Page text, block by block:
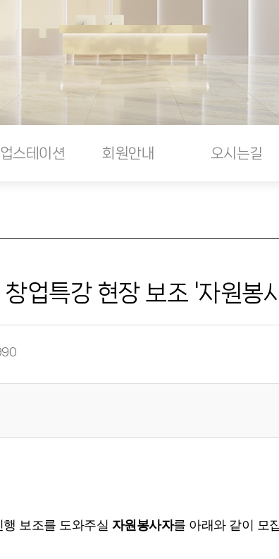
스테이션 회원안내 오시는길
업특강 현장 보조 '자원봉
보조를 도와주실 자원봉사자를 아래와 같이 모